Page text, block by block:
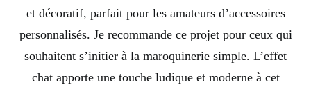
et décoratif, parfait pour les amateurs d’accessoires
personnalisés. Je recommande ce projet pour ceux qui
souhaitent s’initier à la maroquinerie simple. L’effet
chat apporte une touche ludique et moderne à cet